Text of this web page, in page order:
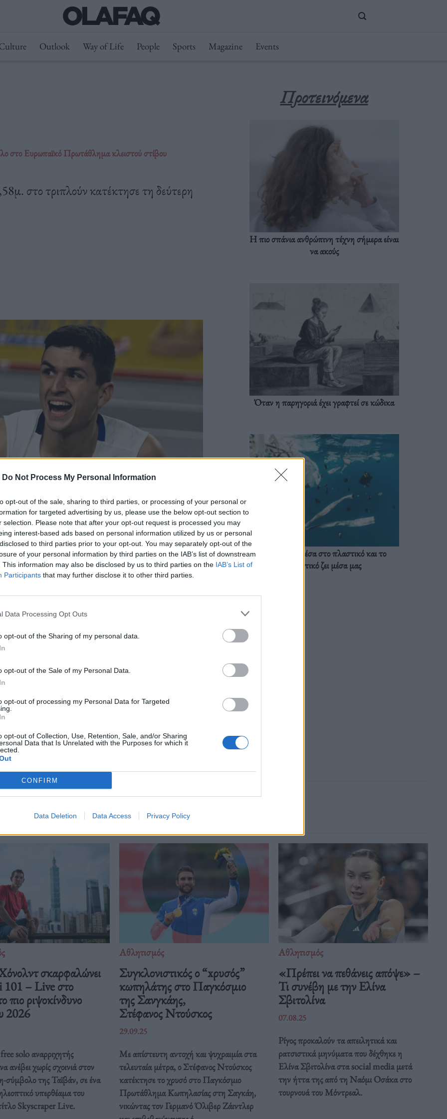
Do Not Process My Personal Information
opt-out of the sale, sharing to third parties, or processing of your personal or
for targeted advertising by us, please use the below opt-out section to
selection. Please note that after your opt-out request is processed you may
interest-based ads based on personal information utilized by us or personal
to third parties prior to your opt-out. You may separately opt-out of the
of your personal information by third parties on the IAB’s list of downstream
This information may also be disclosed by us to third parties on the IAB’s List of
Participants that may further disclose it to other third parties.
Data Processing Opt Outs
opt-out of the Sharing of my personal data.
opt-out of the Sale of my Personal Data.
opt-out of processing my Personal Data for Targeted
opt-out of Collection, Use, Retention, Sale, and/or Sharing
Data that Is Unrelated with the Purposes for which it
CONFIRM
Data Deletion Data Access Privacy Policy
Outlook Way of Life People Sports Magazine Events
στο Ευρωπαϊκό Πρωτάθλημα κλειστού στίβου
στο τριπλούν κατέκτησε τη δεύτερη
στο τριπλούν κατέκτησε τη
→
Προτεινόμενα
Η πιο σπάνια ανθρώπινη τέχνη σήμερα είναι
να ακούς
Όταν η παρηγοριά έχει γραφτεί σε κώδικα
Ζούμε ήδη μέσα στο πλαστικό και το
πλαστικό ζει μέσα μας
Δείτε επίσης
σκαρφαλώνει
101 – Live στο
ριψοκίνδυνο
2026
solo αναρριχητής
ανέβει χωρίς σχοινιά στον
σύμβολο της Ταϊβάν, σε ένα
υπερθέαμα του
Skyscraper Live.
Αθλητισμός
Συγκλονιστικός ο “xρυσός”
κωπηλάτης στο Παγκόσμιο
της Σανγκάης,
Στέφανος Ντούσκος
29.09.25
Με απίστευτη αντοχή και ψυχραιμία στα
τελευταία μέτρα, ο Στέφανος Ντούσκος
κατέκτησε το χρυσό στο Παγκόσμιο
Πρωτάθλημα Κωπηλασίας στη Σαγκάη,
νικώντας τον Γερμανό Όλιβερ Ζάιντλερ
Αθλητισμός
«Πρέπει να πεθάνεις απόψε» –
Τι συνέβη με την Ελίνα
Σβιτολίνα
07.08.25
Ρίγος προκαλούν τα απειλητικά και
ρατσιστικά μηνύματα που δέχθηκε η
Ελίνα Σβιτολίνα στα social media μετά
την ήττα της από τη Ναόμι Οσάκα στο
τουρνουά του Μόντρεαλ.